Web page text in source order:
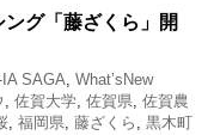
グ「藤ざくら」開
IA SAGA What’sNew
佐賀大学 佐賀県 佐賀農
福岡県 藤ざくら
黒木町